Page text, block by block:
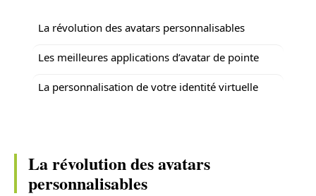
La révolution des avatars personnalisables
Les meilleures applications d’avatar de pointe
La personnalisation de votre identité virtuelle
La révolution des avatars
personnalisables